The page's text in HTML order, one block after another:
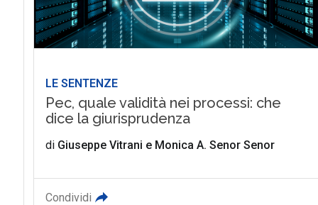
LE SENTENZE
Pec, quale validità nei processi: che
dice la giurisprudenza
di Giuseppe Vitrani e Monica A. Senor Senor
Condividi